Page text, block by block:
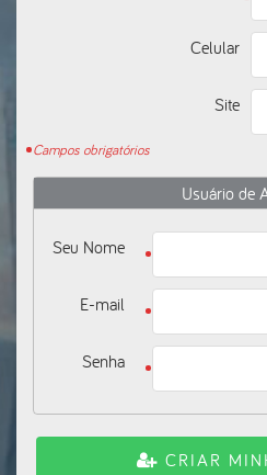
Celular
Site
Campos obrigatórios
Usuário de
Seu Nome
E-mail
Senha
CRIAR